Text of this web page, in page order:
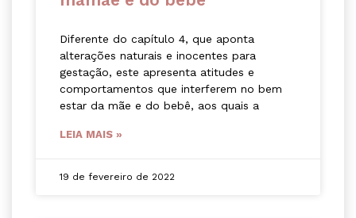
Diferente do capítulo 4, que aponta
alterações naturais e inocentes para
gestação, este apresenta atitudes e
comportamentos que interferem no bem
estar da mãe e do bebê, aos quais a
LEIA MAIS »
19 de fevereiro de 2022